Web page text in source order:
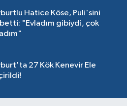
Hatice Köse, Puli'sini
"Evladım gibiydi, çok
27 Kök Kenevir Ele